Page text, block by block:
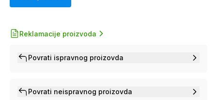
Reklamacije proizvoda
Povrati ispravnog proizovda
Povrati neispravnog proizovda